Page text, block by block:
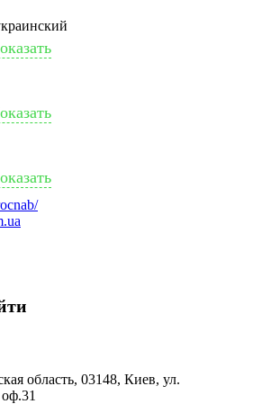
область, 03148, Киев, ул.